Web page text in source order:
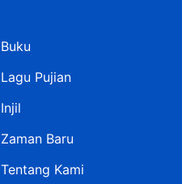
Buku
Lagu Pujian
Injil
Zaman Baru
Tentang Kami